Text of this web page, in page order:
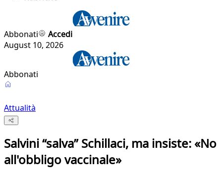
Abbonati
Accedi
August 10, 2026
Abbonati
Attualità
Salvini “salva” Schillaci, ma insiste: «No
all'obbligo vaccinale»